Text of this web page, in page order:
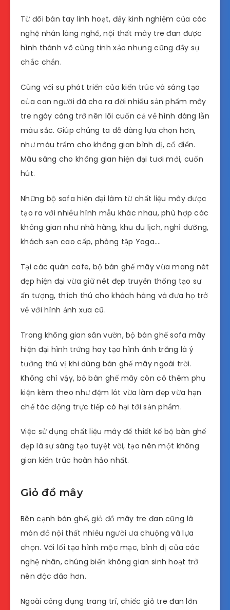
Từ đôi bàn tay linh hoạt, đầy kinh nghiệm của các
nghệ nhân làng nghề, nội thất mây tre đan được
hình thành vô cùng tinh xảo nhưng cũng đầy sự
chắc chắn.
Cùng với sự phát triển của kiến trúc và sáng tạo
của con người đã cho ra đời nhiều sản phẩm mây
tre ngày càng trở nên lôi cuốn cả về hình dáng lẫn
màu sắc. Giúp chúng ta dễ dàng lựa chọn hơn,
như màu trầm cho không gian bình dị, cổ điển.
Màu sáng cho không gian hiện đại tươi mới, cuốn
hút.
Những bộ sofa hiện đại làm từ chất liệu mây được
tạo ra với nhiều hình mẫu khác nhau, phù hợp các
không gian như nhà hàng, khu du lịch, nghỉ dưỡng,
khách sạn cao cấp, phòng tập Yoga….
Tại các quán cafe, bộ bàn ghế mây vừa mang nét
đẹp hiện đại vừa giữ nét đẹp truyền thống tạo sự
ấn tượng, thích thú cho khách hàng và đưa họ trở
về với hình ảnh xưa cũ.
Trong không gian sân vườn, bộ bàn ghế sofa mây
hiện đại hình trứng hay tạo hình ánh trăng là ý
tưởng thú vị khi dùng bàn ghế mây ngoài trời.
Không chỉ vậy, bộ bàn ghế mây còn có thêm phụ
kiện kèm theo như đệm lót vừa làm đẹp vừa hạn
chế tác động trực tiếp có hại tới sản phẩm.
Việc sử dụng chất liệu mây để thiết kế bộ bàn ghế
đẹp là sự sáng tạo tuyệt vời, tạo nên một không
gian kiến trúc hoàn hảo nhất.
Giỏ đồ mây
Bên cạnh bàn ghế, giỏ đồ mây tre đan cũng là
món đồ nội thất nhiều người ưa chuộng và lựa
chọn. Với lối tạo hình mộc mạc, bình dị của các
nghệ nhân, chúng biến không gian sinh hoạt trở
nên độc đáo hơn.
Ngoài công dụng trang trí, chiếc giỏ tre đan lớn